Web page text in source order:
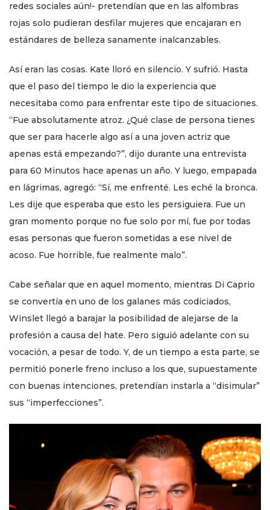
redes sociales aún!- pretendían que en las alfombras
rojas solo pudieran desfilar mujeres que encajaran en
estándares de belleza sanamente inalcanzables.
Así eran las cosas. Kate lloró en silencio. Y sufrió. Hasta
que el paso del tiempo le dio la experiencia que
necesitaba como para enfrentar este tipo de situaciones.
“Fue absolutamente atroz. ¿Qué clase de persona tienes
que ser para hacerle algo así a una joven actriz que
apenas está empezando?”, dijo durante una entrevista
para 60 Minutos hace apenas un año. Y luego, empapada
en lágrimas, agregó: “Sí, me enfrenté. Les eché la bronca.
Les dije que esperaba que esto les persiguiera. Fue un
gran momento porque no fue solo por mí, fue por todas
esas personas que fueron sometidas a ese nivel de
acoso. Fue horrible, fue realmente malo”.
Cabe señalar que en aquel momento, mientras Di Caprio
se convertía en uno de los galanes más codiciados,
Winslet llegó a barajar la posibilidad de alejarse de la
profesión a causa del hate. Pero siguió adelante con su
vocación, a pesar de todo. Y, de un tiempo a esta parte, se
permitió ponerle freno incluso a los que, supuestamente
con buenas intenciones, pretendían instarla a “disimular”
sus “imperfecciones”.